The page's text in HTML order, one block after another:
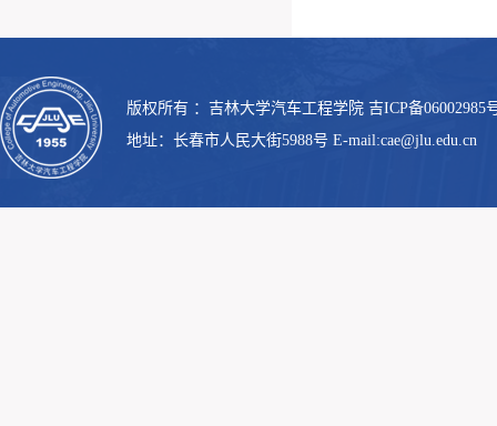
版权所有 ：吉林大学汽车工程学院 吉ICP备06002985
地址：长春市人民大街5988号 E-mail:cae@jlu.edu.cn